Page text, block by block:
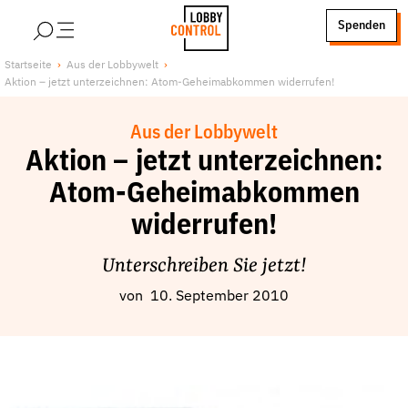
StartSeite
Spenden
Über uns
Finanzierung
Publikationen und Material
Unsere Schwerpunkte
Lobbykontrolle und Regeln
Startseite
Aus der Lobbywelt
Aktion – jetzt unterzeichnen: Atom-Geheimabkommen widerrufen!
Aus der Lobbywelt
Aktion – jetzt unterzeichnen:
Atom-Geheimabkommen
widerrufen!
Unterschreiben Sie jetzt!
von 10. September 2010